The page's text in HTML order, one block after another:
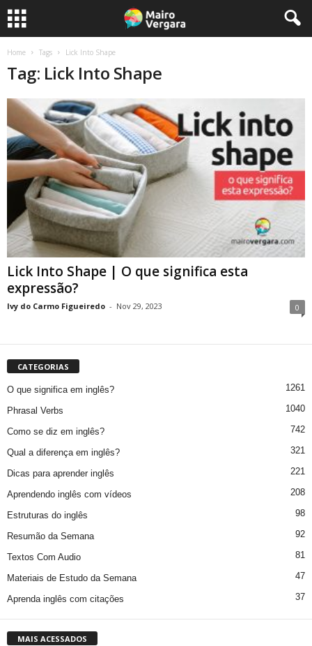
Home Tags Lick Into Shape
Tag: Lick Into Shape
Lick Into Shape | O que significa esta
expressão?
Ivy do Carmo Figueiredo - Nov 29, 2023 0
CATEGORIAS
O que significa em inglês? 1261
Phrasal Verbs 1040
Como se diz em inglês? 742
Qual a diferença em inglês? 321
Dicas para aprender inglês 221
Aprendendo inglês com vídeos 208
Estruturas do inglês 98
Resumão da Semana 92
Textos Com Audio 81
Materiais de Estudo da Semana 47
Aprenda inglês com citações 37
MAIS ACESSADOS